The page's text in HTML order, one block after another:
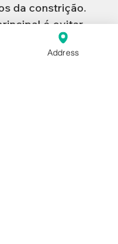
da constrição.
é evitar
passe a
da empresa ou
Address